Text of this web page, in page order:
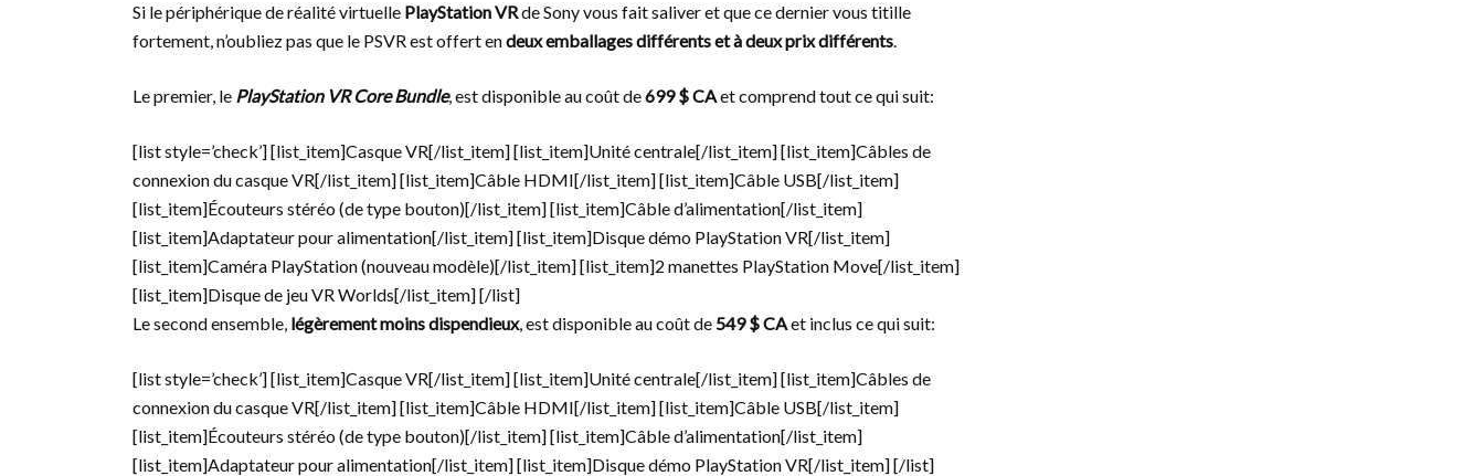
Si le périphérique de réalité virtuelle PlayStation VRde Sony vous fait saliver et que ce dernier vous titille
fortement, n’oubliez pas que le PSVR est offert endeux emballages différents et à deux prix différents.
Le premier, le PlayStation VR Core Bundle, est disponible au coût de699 $ CAet comprend tout ce qui suit:
[list style=’check’] [list_item]Casque VR[/list_item] [list_item]Unité centrale[/list_item] [list_item]Câbles de
connexion du casque VR[/list_item] [list_item]Câble HDMI[/list_item] [list_item]Câble USB[/list_item]
[list_item]Écouteurs stéréo (de type bouton)[/list_item] [list_item]Câble d’alimentation[/list_item]
[list_item]Adaptateur pour alimentation[/list_item] [list_item]Disque démo PlayStation VR[/list_item]
[list_item]Caméra PlayStation (nouveau modèle)[/list_item] [list_item]2 manettes PlayStation Move[/list_item]
[list_item]Disque de jeu VR Worlds[/list_item] [/list]
Le second ensemble, légèrement moins dispendieux, est disponible au coût de549 $ CAet inclus ce qui suit:
[list style=’check’] [list_item]Casque VR[/list_item] [list_item]Unité centrale[/list_item] [list_item]Câbles de
connexion du casque VR[/list_item] [list_item]Câble HDMI[/list_item] [list_item]Câble USB[/list_item]
[list_item]Écouteurs stéréo (de type bouton)[/list_item] [list_item]Câble d’alimentation[/list_item]
[list_item]Adaptateur pour alimentation[/list_item] [list_item]Disque démo PlayStation VR[/list_item] [/list]